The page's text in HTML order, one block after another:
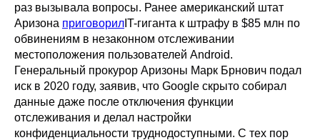
раз вызывала вопросы. Ранее американский штат
Аризона приговорил IT-гиганта к штрафу в $85 млн по
обвинениям в незаконном отслеживании
местоположения пользователей Android.
Генеральный прокурор Аризоны Марк Брнович подал
иск в 2020 году, заявив, что Google скрыто собирал
данные даже после отключения функции
отслеживания и делал настройки
конфиденциальности труднодоступными. С тех пор